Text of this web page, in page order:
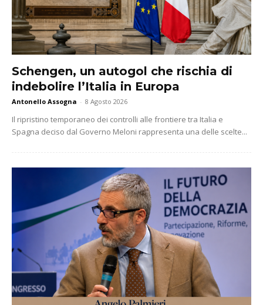
Schengen, un autogol che rischia di
indebolire l’Italia in Europa
Antonello Assogna - 8 Agosto 2026
Il ripristino temporaneo dei controlli alle frontiere tra Italia e
Spagna deciso dal Governo Meloni rappresenta una delle scelte...